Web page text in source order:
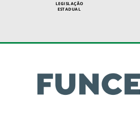
LEGISLAÇÃO
ESTADUAL